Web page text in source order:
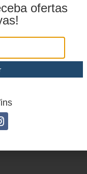
ofertas